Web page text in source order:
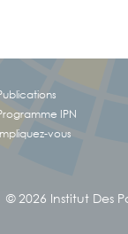
IPN
vous
© 2026 Institut Des